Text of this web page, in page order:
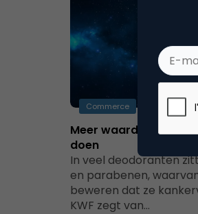
Commerce
Meer waarde
doen
In veel deodoranten
en parabenen,
beweren dat ze
KWF zegt van…